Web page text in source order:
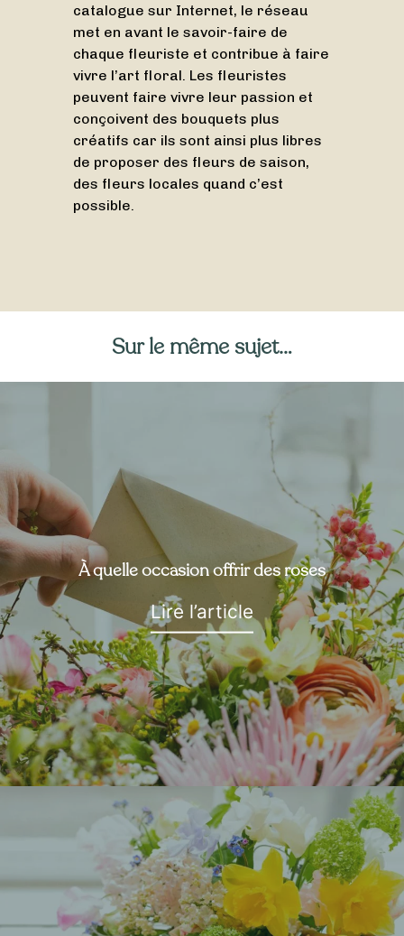
catalogue sur Internet, le réseau
met en avant le savoir-faire de
chaque fleuriste et contribue à faire
vivre l’art floral. Les fleuristes
peuvent faire vivre leur passion et
conçoivent des bouquets plus
créatifs car ils sont ainsi plus libres
de proposer des fleurs de saison,
des fleurs locales quand c’est
possible.
Sur le même sujet…
À quelle occasion offrir des roses
Lire l’article